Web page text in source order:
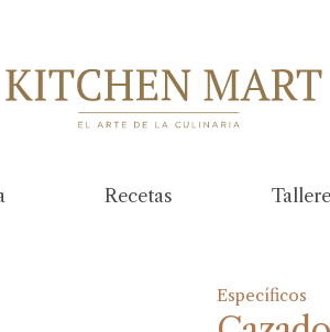
Recetas
Específicos